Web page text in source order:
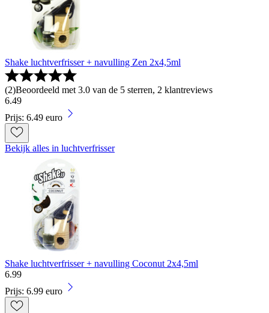
Shake luchtverfrisser + navulling Zen 2x4,5ml
(2)Beoordeeld met 3.0 van de 5 sterren, 2 klantreviews
6.49
Prijs: 6.49 euro
Bekijk alles in luchtverfrisser
Shake luchtverfrisser + navulling Coconut 2x4,5ml
6.99
Prijs: 6.99 euro